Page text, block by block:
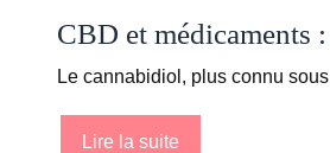
CBD et médicaments
Le cannabidiol, plus connu
Lire la suite